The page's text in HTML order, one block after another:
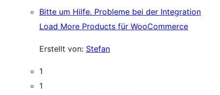
Bitte um Hilfe. Probleme bei der Integration
Load More Products für WooCommerce
Erstellt von: Stefan
1
1